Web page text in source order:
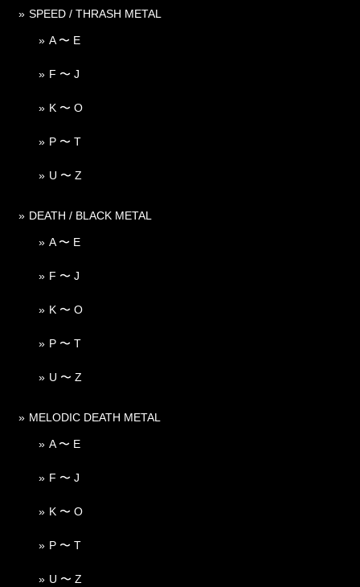
SPEED / THRASH METAL
A 〜 E
F 〜 J
K 〜 O
P 〜 T
U 〜 Z
DEATH / BLACK METAL
A 〜 E
F 〜 J
K 〜 O
P 〜 T
U 〜 Z
MELODIC DEATH METAL
A 〜 E
F 〜 J
K 〜 O
P 〜 T
U 〜 Z